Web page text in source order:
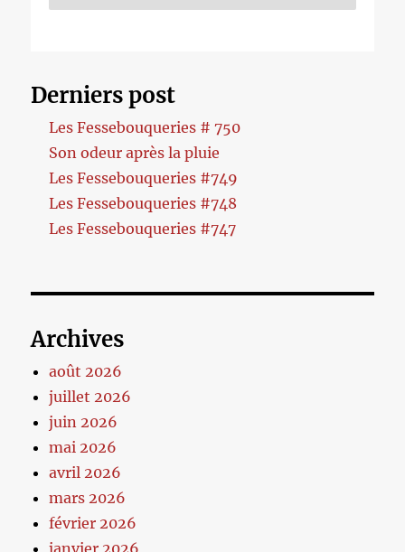
Derniers post
Les Fessebouqueries # 750
Son odeur après la pluie
Les Fessebouqueries #749
Les Fessebouqueries #748
Les Fessebouqueries #747
Archives
août 2026
juillet 2026
juin 2026
mai 2026
avril 2026
mars 2026
février 2026
janvier 2026